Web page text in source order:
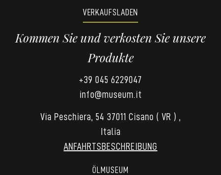
VERKAUFSLADEN
Kommen Sie und verkosten Sie unsere
Produkte
+39 045 6229047
info@museum.it
Via Peschiera, 54 37011 Cisano ( VR ) ,
Italia
ANFAHRTSBESCHREIBUNG
ÖLMUSEUM